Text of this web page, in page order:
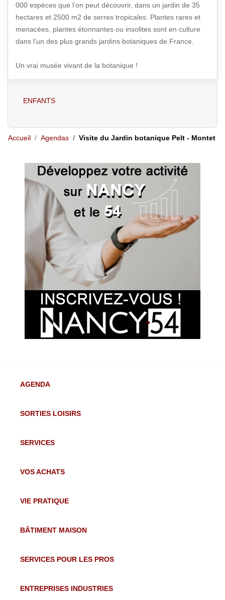
DE 17H00
DE09H00À17H00
DE09H00À17H00
MARDI 18 AOÛT
DE09H00À17H00
MERCREDI 19 AOÛT
DE 09H00 À17H00
JEUDI 20 AOÛT
DE09H00À17H00
000 espèces que l’on peut découvrir, dans un jardin de 35
hectares et 2500 m2 de serres tropicales. Plantes rares et
menacées, plantes étonnantes ou insolites sont en culture
dans l’un des plus grands jardins botaniques de France.
Un vrai musée vivant de la botanique !
ENFANTS
Accueil Agendas Visite du Jardin botanique Pelt - Montet
AGENDA
SORTIES LOISIRS
SERVICES
VOS ACHATS
VIE PRATIQUE
BÂTIMENT MAISON
SERVICES POUR LES PROS
ENTREPRISES INDUSTRIES